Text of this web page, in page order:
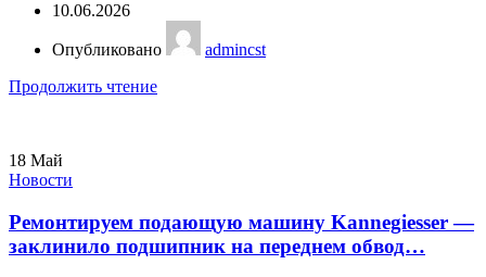
10.06.2026
Опубликовано
admincst
Продолжить чтение
18 Май
Новости
Ремонтируем подающую машину Kannegiesser —
заклинило подшипник на переднем обвод…